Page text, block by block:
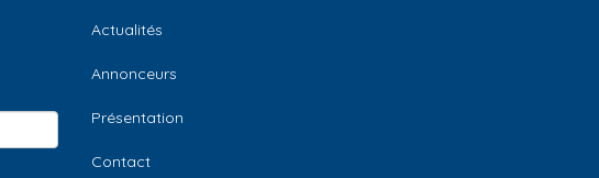
Actualités
Annonceurs
Présentation
Contact